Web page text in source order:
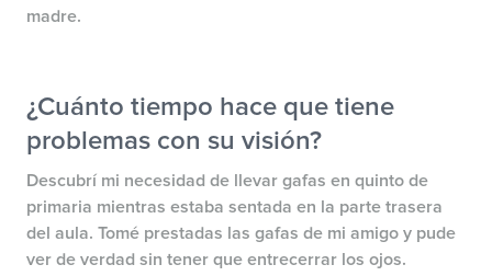
madre.
¿Cuánto tiempo hace que tiene
problemas con su visión?
Descubrí mi necesidad de llevar gafas en quinto de
primaria mientras estaba sentada en la parte trasera
del aula. Tomé prestadas las gafas de mi amigo y pude
ver de verdad sin tener que entrecerrar los ojos.